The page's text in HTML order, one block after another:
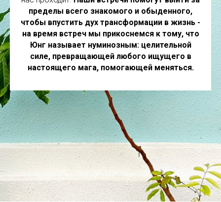
пределы всего знакомого и обыденного,
чтобы впустить дух трансформации в жизнь -
на время встреч мы прикоснемся к тому, что
Юнг называет нуминозным: целительной
силе, превращающей любого ищущего в
настоящего мага, помогающей меняться.